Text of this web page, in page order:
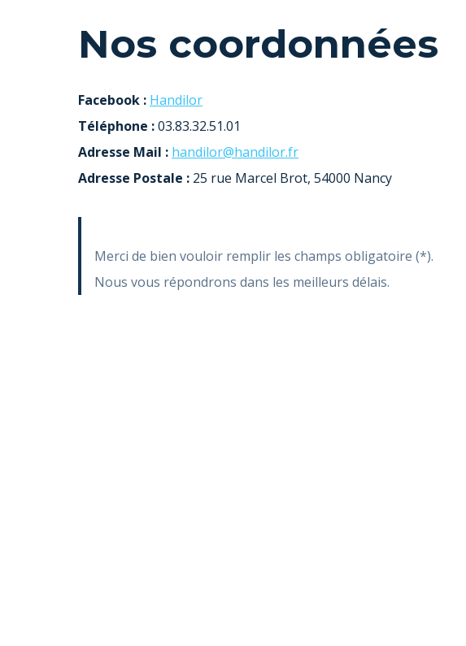
Nos coordonnées
Facebook : Handilor
Téléphone :03.83.32.51.01
Adresse Mail : handilor@handilor.fr
Adresse Postale : 25 rue Marcel Brot, 54000 Nancy
Merci de bien vouloir remplir les champs obligatoire (*).
Nous vous répondrons dans les meilleurs délais.